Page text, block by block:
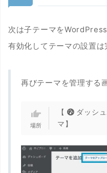
次は子テーマを
有効化してテーマの設置は
再びテーマを管理する
【 ダッシュ
マ】